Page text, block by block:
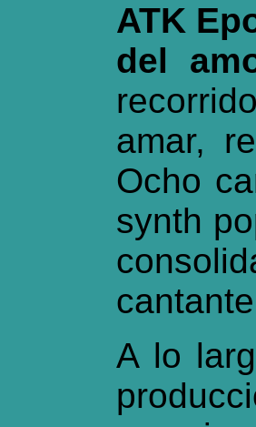
ATK
del
amar,
Ocho
synth
A lo